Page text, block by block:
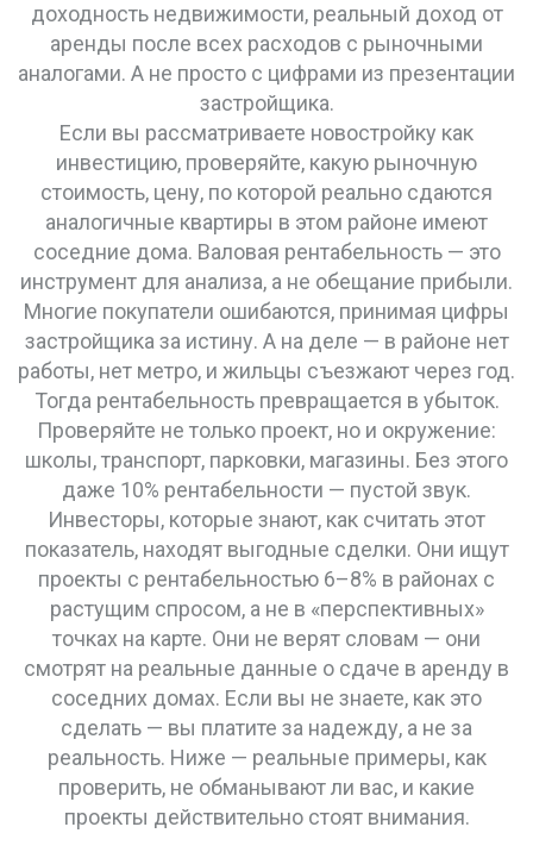
доходность недвижимости, реальный доход от
аренды после всех расходов с рыночными
аналогами. А не просто с цифрами из презентации
застройщика.
Если вы рассматриваете новостройку как
инвестицию, проверяйте, какую рыночную
стоимость, цену, по которой реально сдаются
аналогичные квартиры в этом районе имеют
соседние дома. Валовая рентабельность — это
инструмент для анализа, а не обещание прибыли.
Многие покупатели ошибаются, принимая цифры
застройщика за истину. А на деле — в районе нет
работы, нет метро, и жильцы съезжают через год.
Тогда рентабельность превращается в убыток.
Проверяйте не только проект, но и окружение:
школы, транспорт, парковки, магазины. Без этого
даже 10% рентабельности — пустой звук.
Инвесторы, которые знают, как считать этот
показатель, находят выгодные сделки. Они ищут
проекты с рентабельностью 6–8% в районах с
растущим спросом, а не в «перспективных»
точках на карте. Они не верят словам — они
смотрят на реальные данные о сдаче в аренду в
соседних домах. Если вы не знаете, как это
сделать — вы платите за надежду, а не за
реальность. Ниже — реальные примеры, как
проверить, не обманывают ли вас, и какие
проекты действительно стоят внимания.